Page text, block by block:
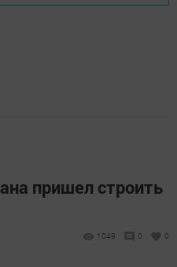
пришел строить
1049 0 0